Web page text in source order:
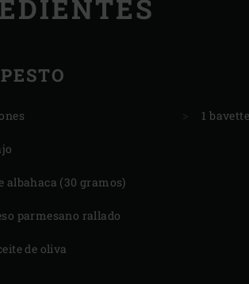
PESTO
albahaca (30 gramos)
parmesano rallado
de oliva
1